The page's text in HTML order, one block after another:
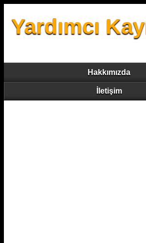
Yardımcı
Hakkımızda
İletişim